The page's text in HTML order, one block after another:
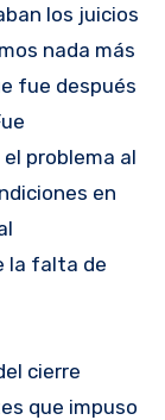
los juicios
nada más
fue después
problema al
en
la falta de
cierre
que impuso